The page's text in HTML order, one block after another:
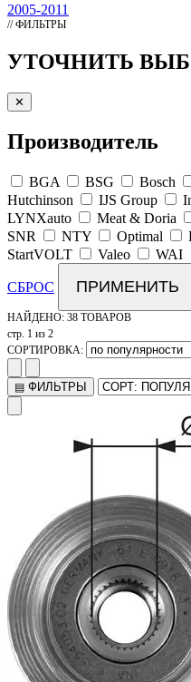
2005-2011
// ФИЛЬТРЫ
УТОЧНИТЬ
✕
Производитель
BGA BSG Bosch
Hutchinson
IJS Group
LYNXauto
Meat & Doria
SNR
NTY Optimal
StartVOLT
Valeo WAI
СБРОС ПРИМЕНИТЬ
НАЙДЕНО: 38 ТОВАРОВ
стр. 1 из 2
СОРТИРОВКА:
▤ ФИЛЬТРЫ